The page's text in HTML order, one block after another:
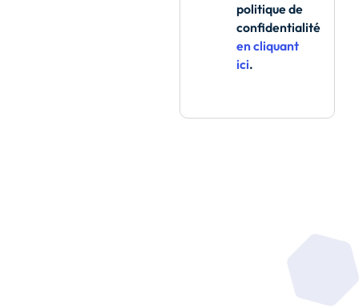
politique de
confidentialité
en cliquant
ici.